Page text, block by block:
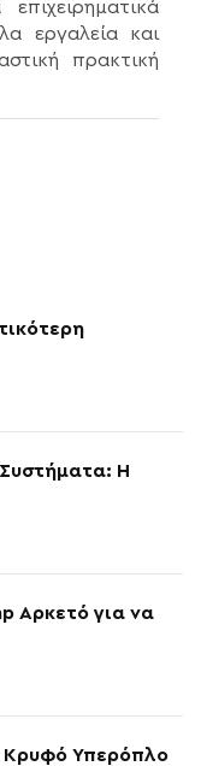
εργαλεία και
πρακτική
Η
Αρκετό για να
Κρυφό Υπερόπλο